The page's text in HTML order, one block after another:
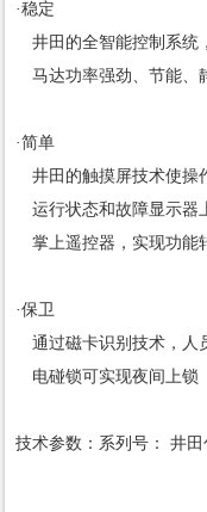
·稳定
井田的全智能控制系统
马达功率强劲、节能、
·简单
井田的触摸屏技术使操
运行状态和故障显示器
掌上遥控器，实现功能
·保卫
通过磁卡识别技术，人
电碰锁可实现夜间上锁
技术参数：系列号： 井